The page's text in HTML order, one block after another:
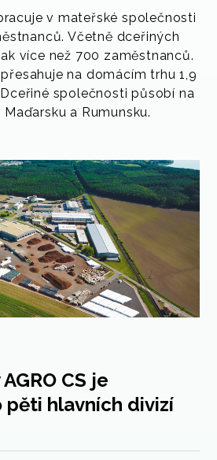
v mateřské společnosti
Včetně dceřiných
více než 700 zaměstnanců.
na domácím trhu 1,9
společnosti působí na
a Rumunsku.
CS je
pěti hlavních divizí